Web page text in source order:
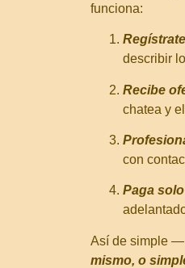
funciona:
describir
Recibe
chatea y
con
Paga
Así de simple —
mismo, o